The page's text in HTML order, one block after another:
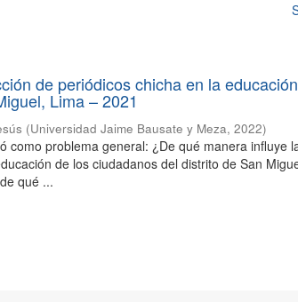
de periódicos chicha en la
Lima – 2021
(Universidad Jaime Bausate y Meza,2022)
como problema general: ¿De qué manera influye
de los ciudadanos del distrito de San
qué ...